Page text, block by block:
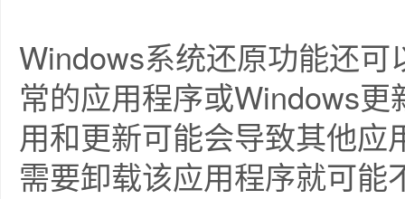
Windows系统还原功能还
常的应用程序或Windows
用和更新可能会导致其他
需要卸载该应用程序就可能